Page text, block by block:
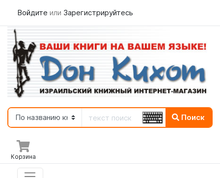
Войдите или Зарегистрируйтесь
Поиск
Корзина